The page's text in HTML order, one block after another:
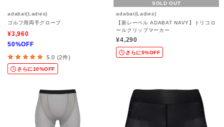
adabat(Ladies)
ゴルフ用両手グローブ
¥3,960
50%OFF
5.0 (2件)
さらに10%OFF
SOLD OUT
adabat(Ladies)
【新レーベル ADABAT NAVY】トリコロ
ールクリップマーカー
¥4,290
さらに5%OFF